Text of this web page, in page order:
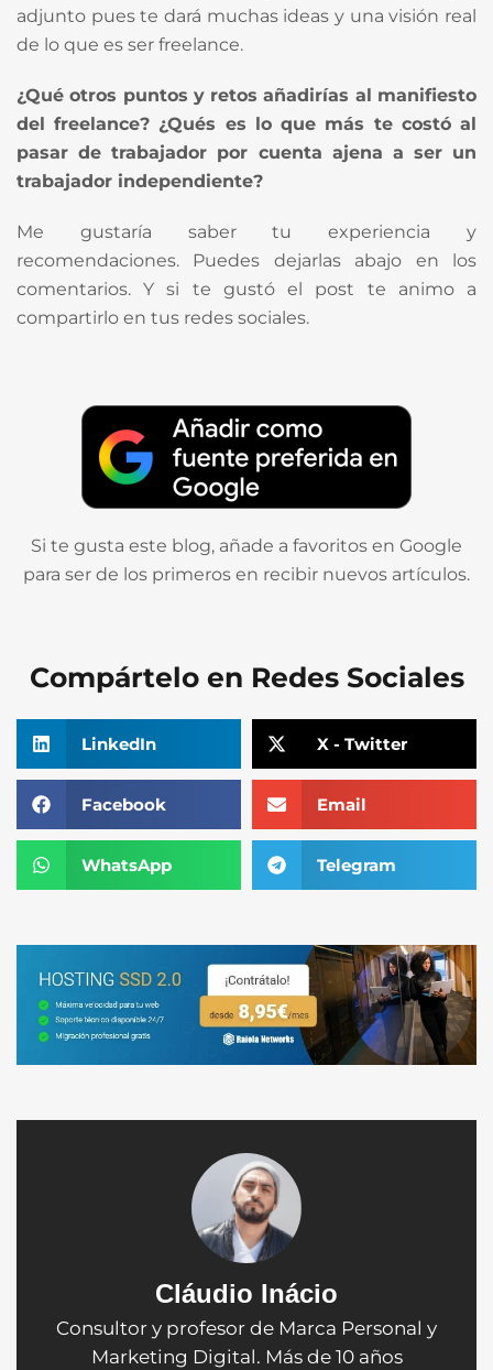
adjunto pues te dará muchas ideas y una visión real
de lo que es ser freelance.
¿Qué otros puntos y retos añadirías al manifiesto
del freelance? ¿Qués es lo que más te costó al
pasar de trabajador por cuenta ajena a ser un
trabajador independiente?
Me gustaría saber tu experiencia y
recomendaciones. Puedes dejarlas abajo en los
comentarios. Y si te gustó el post te animo a
compartirlo en tus redes sociales.
Si te gusta este blog, añade a favoritos en Google
para ser de los primeros en recibir nuevos artículos.
Compártelo en Redes Sociales
LinkedIn X - Twitter
Facebook Email
WhatsApp Telegram
Cláudio Inácio
Consultor y profesor de Marca Personal y
Marketing Digital. Más de 10 años